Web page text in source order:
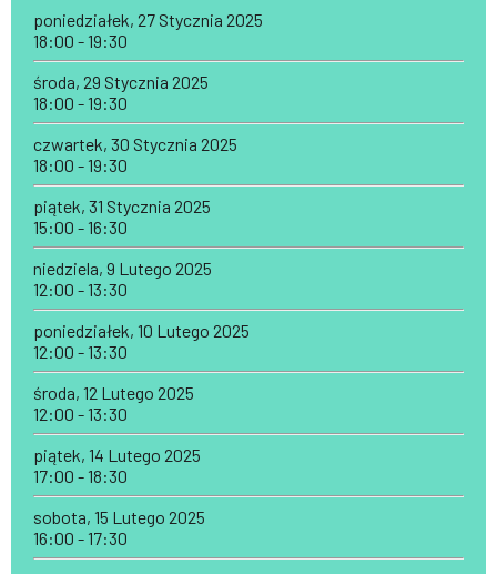
poniedziałek, 27 Stycznia 2025
18:00 - 19:30
środa, 29 Stycznia 2025
18:00 - 19:30
czwartek, 30 Stycznia 2025
18:00 - 19:30
piątek, 31 Stycznia 2025
15:00 - 16:30
niedziela, 9 Lutego 2025
12:00 - 13:30
poniedziałek, 10 Lutego 2025
12:00 - 13:30
środa, 12 Lutego 2025
12:00 - 13:30
piątek, 14 Lutego 2025
17:00 - 18:30
sobota, 15 Lutego 2025
16:00 - 17:30